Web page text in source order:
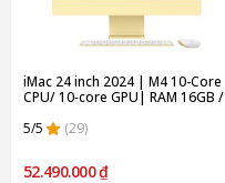
iMac 24 inch 2024 | M4 10-Core
CPU/ 10‑core GPU| RAM 16GB /
hãng)
5/5 (29)
52.490.000 ₫